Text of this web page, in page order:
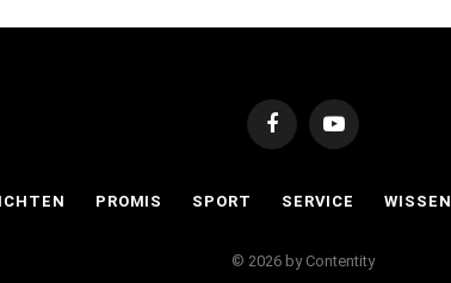
FacebookYouTube
PROMIS SPORT SERVICE WISSEN
© 2026 by Contentity